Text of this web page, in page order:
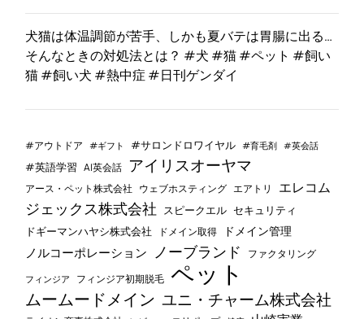
犬猫は体温調節が苦手、しかも夏バテは胃腸に出る…
そんなときの対処法とは？ #犬 #猫 #ペット #飼い
猫 #飼い犬 #熱中症 #日刊ゲンダイ
#アウトドア #ギフト #サロンドロワイヤル #育毛剤 #英会話
#英語学習 AI英会話 アイリスオーヤマ
アース・ペット株式会社 ウェブホスティング エアトリ エレコム
ジェックス株式会社 スピークエル セキュリティ
ドギーマンハヤシ株式会社 ドメイン取得 ドメイン管理
ノルコーポレーション ノーブランド ファクタリング
フィンジア フィンジア初期脱毛 ペット
ムームードメイン ユニ・チャーム株式会社